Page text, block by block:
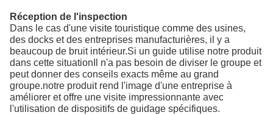
Réception de l'inspection
Dans le cas d'une visite touristique comme des usines,
des docks et des entreprises manufacturières, il y a
beaucoup de bruit intérieur.Si un guide utilise notre produit
dans cette situationIl n'a pas besoin de diviser le groupe et
peut donner des conseils exacts même au grand
groupe.notre produit rend l'image d'une entreprise à
améliorer et offre une visite impressionnante avec
l'utilisation de dispositifs de guidage spécifiques.